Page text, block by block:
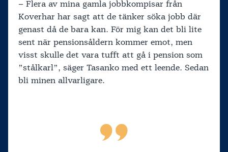
– Flera av mina gamla jobbkompisar från
Koverhar har sagt att de tänker söka jobb där
genast då de bara kan. För mig kan det bli lite
sent när pensionsåldern kommer emot, men
visst skulle det vara tufft att gå i pension som
”stålkarl”, säger Tasanko med ett leende. Sedan
bli minen allvarligare.